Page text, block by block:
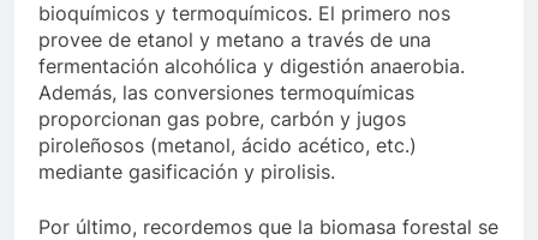
bioquímicos y termoquímicos. El primero nos
provee de etanol y metano a través de una
fermentación alcohólica y digestión anaerobia.
Además, las conversiones termoquímicas
proporcionan gas pobre, carbón y jugos
piroleñosos (metanol, ácido acético, etc.)
mediante gasificación y pirolisis.
Por último, recordemos que la biomasa forestal se